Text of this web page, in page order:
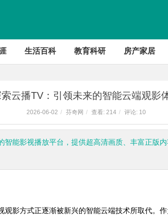
生活百科 教育科研 房产家居
云播TV：引领未来的智能云端观影
2026-06-02 / 芬奇网 / 查看: 214 / 评论: 10
智能影视播放平台，提供超高清画质、丰富正版
观影方式正逐渐被新兴的智能云端技术所取代。